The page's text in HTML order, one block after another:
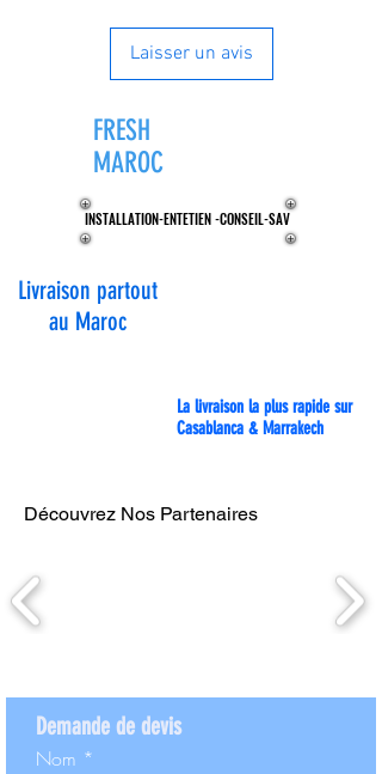
Laisser un avis
FRESH
MAROC
INSTALLATION-ENTETIEN -CONSEIL-SAV
INSTALLATION-ENTETIEN -CONSEIL-SAV
Livraison partout
au Maroc
La livraison la plus rapide sur
Casablanca & Marrakech
Découvrez Nos Partenaires
Demande de devis
Nom